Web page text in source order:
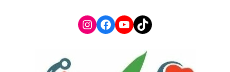
Instagram
Facebook
YouTube
TikTok